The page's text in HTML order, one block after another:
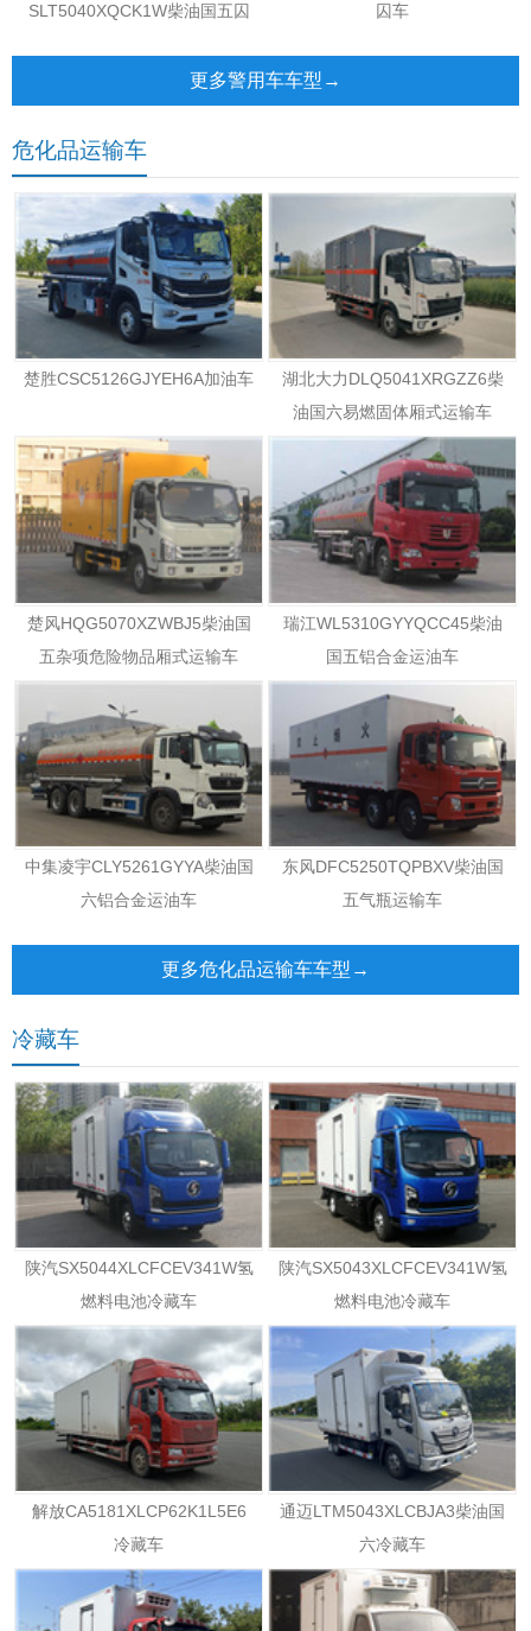
SLT5040XQCK1W柴油国五囚
囚车
更多警用车车型→
危化品运输车
楚胜CSC5126GJYEH6A加油车
湖北大力DLQ5041XRGZZ6柴
油国六易燃固体厢式运输车
楚风HQG5070XZWBJ5柴油国
五杂项危险物品厢式运输车
瑞江WL5310GYYQCC45柴油
国五铝合金运油车
中集凌宇CLY5261GYYA柴油国
六铝合金运油车
东风DFC5250TQPBXV柴油国
五气瓶运输车
更多危化品运输车车型→
冷藏车
陕汽SX5044XLCFCEV341W氢
燃料电池冷藏车
陕汽SX5043XLCFCEV341W氢
燃料电池冷藏车
解放CA5181XLCP62K1L5E6
冷藏车
通迈LTM5043XLCBJA3柴油国
六冷藏车